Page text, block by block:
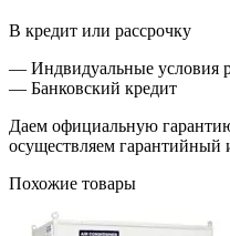
В кредит или рассрочку
— Индвидуальные условия
— Банковский кредит
Даем официальную
осуществляем гарантийный
Похожие товары